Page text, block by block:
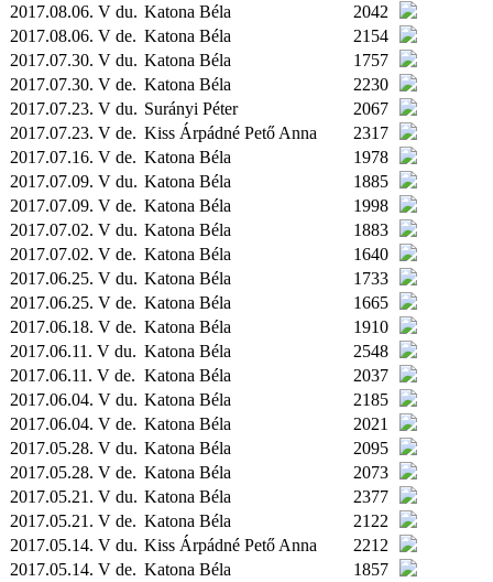
2017.08.06. V du. Katona Béla
2042
2017.08.06. V de. Katona Béla
2154
2017.07.30. V du. Katona Béla
1757
2017.07.30. V de. Katona Béla
2230
2017.07.23. V du. Surányi Péter
2067
2017.07.23. V de. Kiss Árpádné Pető Anna
2317
2017.07.16. V de. Katona Béla
1978
2017.07.09. V du. Katona Béla
1885
2017.07.09. V de. Katona Béla
1998
2017.07.02. V du. Katona Béla
1883
2017.07.02. V de. Katona Béla
1640
2017.06.25. V du. Katona Béla
1733
2017.06.25. V de. Katona Béla
1665
2017.06.18. V de. Katona Béla
1910
2017.06.11. V du. Katona Béla
2548
2017.06.11. V de. Katona Béla
2037
2017.06.04. V du. Katona Béla
2185
2017.06.04. V de. Katona Béla
2021
2017.05.28. V du. Katona Béla
2095
2017.05.28. V de. Katona Béla
2073
2017.05.21. V du. Katona Béla
2377
2017.05.21. V de. Katona Béla
2122
2017.05.14. V du. Kiss Árpádné Pető Anna
2212
2017.05.14. V de. Katona Béla
1857